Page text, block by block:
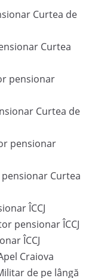
Curtea de
Curtea
pensionar
Curtea de
pensionar
Curtea
ÎCCJ
pensionar ÎCCJ
ÎCCJ
Craiova
de pe lângă